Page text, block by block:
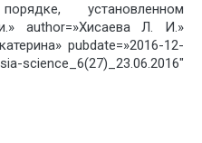
установленном
author=»Хисаева Л. И.»
pubdate=»2016-12-